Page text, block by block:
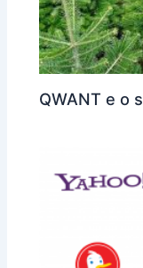
QWANT e o